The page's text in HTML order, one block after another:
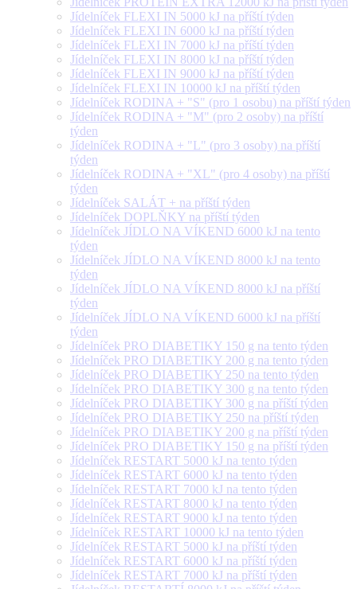
Jídelníček FLEXI IN 5000 kJ na příští týden
Jídelníček FLEXI IN 6000 kJ na příští týden
Jídelníček FLEXI IN 7000 kJ na příští týden
Jídelníček FLEXI IN 8000 kJ na příští týden
Jídelníček FLEXI IN 9000 kJ na příští týden
Jídelníček FLEXI IN 10000 kJ na příští týden
Jídelníček RODINA + "S" (pro 1 osobu) na příští týden
Jídelníček RODINA + "M" (pro 2 osoby) na příští
týden
Jídelníček RODINA + "L" (pro 3 osoby) na příští
týden
Jídelníček RODINA + "XL" (pro 4 osoby) na příští
týden
Jídelníček SALÁT + na příští týden
Jídelníček DOPLŇKY na příští týden
Jídelníček JÍDLO NA VÍKEND 6000 kJ na tento
týden
Jídelníček JÍDLO NA VÍKEND 8000 kJ na tento
týden
Jídelníček JÍDLO NA VÍKEND 8000 kJ na příští
týden
Jídelníček JÍDLO NA VÍKEND 6000 kJ na příští
týden
Jídelníček PRO DIABETIKY 150 g na tento týden
Jídelníček PRO DIABETIKY 200 g na tento týden
Jídelníček PRO DIABETIKY 250 na tento týden
Jídelníček PRO DIABETIKY 300 g na tento týden
Jídelníček PRO DIABETIKY 300 g na příští týden
Jídelníček PRO DIABETIKY 250 na příští týden
Jídelníček PRO DIABETIKY 200 g na příští týden
Jídelníček PRO DIABETIKY 150 g na příští týden
Jídelníček RESTART 5000 kJ na tento týden
Jídelníček RESTART 6000 kJ na tento týden
Jídelníček RESTART 7000 kJ na tento týden
Jídelníček RESTART 8000 kJ na tento týden
Jídelníček RESTART 9000 kJ na tento týden
Jídelníček RESTART 10000 kJ na tento týden
Jídelníček RESTART 5000 kJ na příští týden
Jídelníček RESTART 6000 kJ na příští týden
Jídelníček RESTART 7000 kJ na příští týden